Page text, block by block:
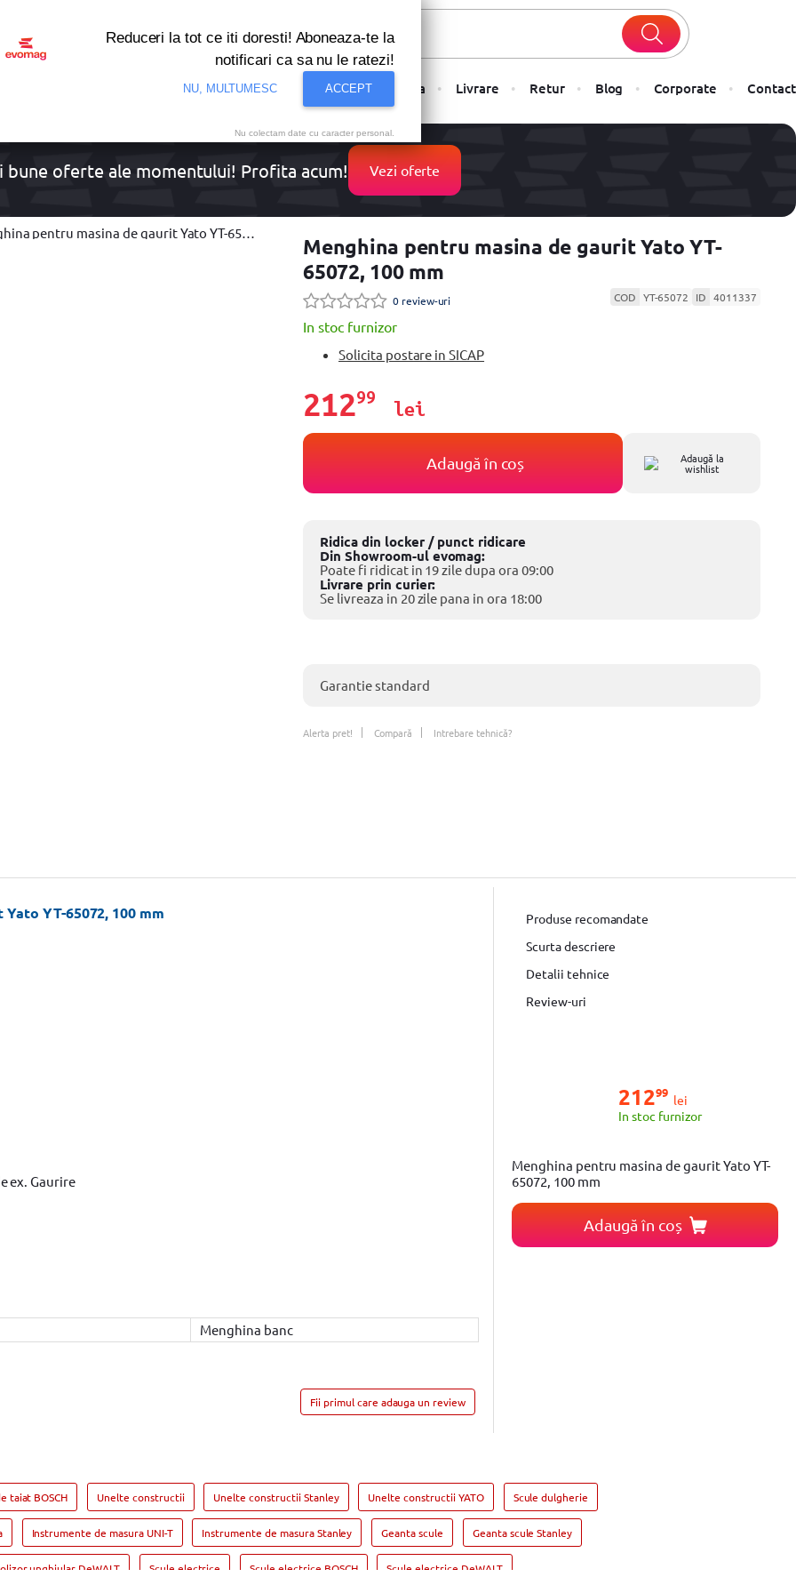
Oferte Resigilate Solutii de Plata Livrare Retur Blog Corporate Contact
bune oferte ale momentului! Profita acum! Vezi oferte
pentru masina de gaurit Yato YT-65072, 100 mm
Menghina pentru masina de gaurit Yato YT-
65072, 100 mm
0 review-uri COD YT-65072 ID 4011337
In stoc furnizor
Solicita postare in SICAP
21299
lei
Adaugă în coș Adaugă la
wishlist
Ridica din locker / punct ridicare
Din Showroom-ul evomag:
Poate fi ridicat in 19 zile dupa ora 09:00
Livrare prin curier:
Se livreaza in 20 zile pana in ora 18:00
Garantie standard
Alerta pret! Compară Intrebare tehnică?
Produse recomandate
Scurta descriere
Detalii tehnice
Review-uri
21299 lei
In stoc furnizor
Menghina pentru masina de gaurit Yato YT-
65072, 100 mm
Adaugă în coș
YT-65072, 100 mm
ex. Gaurire
Menghina banc
Fii primul care adauga un review
taiat BOSCH Unelte constructii Unelte constructii Stanley Unelte constructii YATO Scule dulgherie
Instrumente de masura UNI-T Instrumente de masura Stanley Geanta scule Geanta scule Stanley
unghiular DeWALT Scule electrice Scule electrice BOSCH Scule electrice DeWALT
Reduceri la tot ce iti doresti! Aboneaza-te la
notificari ca sa nu le ratezi!
NU, MULTUMESC ACCEPT
Nu colectam date cu caracter personal.